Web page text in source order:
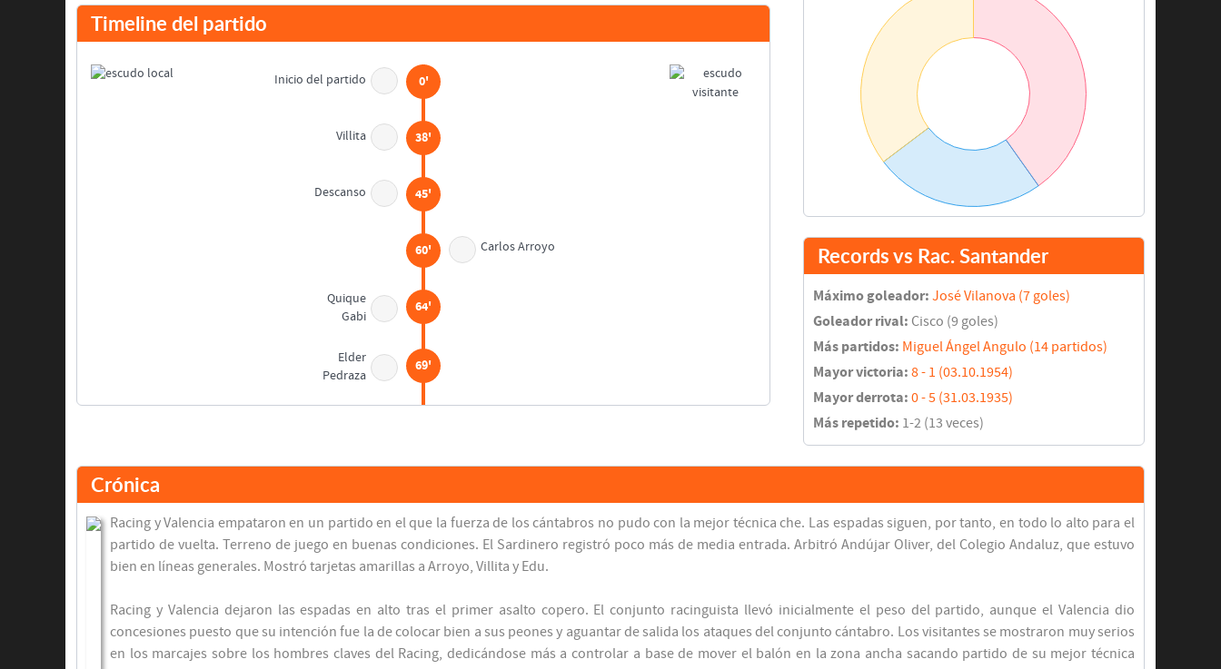
Timeline del partido
Inicio del partido 0'
Villita 38'
Descanso 45'
Carlos Arroyo
60'
Quique
Gabi
64'
Elder
Pedraza
69'
Carlos Zurdi
Fernando Gómez
88'
Records vs Rac. Santander
Máximo goleador: José Vilanova (7 goles)
Goleador rival: Cisco (9 goles)
Más partidos: Miguel Ángel Angulo (14 partidos)
Mayor victoria: 8 - 1 (03.10.1954)
Mayor derrota: 0 - 5 (31.03.1935)
Más repetido: 1-2 (13 veces)
Crónica
Racing y Valencia empataron en un partido en el que la fuerza de los cántabros no pudo con la mejor técnica che. Las espadas siguen, por tanto, en todo lo alto para el
partido de vuelta. Terreno de juego en buenas condiciones. El Sardinero registró poco más de media entrada. Arbitró Andújar Oliver, del Colegio Andaluz, que estuvo
bien en líneas generales. Mostró tarjetas amarillas a Arroyo, Villita y Edu.
Racing y Valencia dejaron las espadas en alto tras el primer asalto copero. El conjunto racinguista llevó inicialmente el peso del partido, aunque el Valencia dio
concesiones puesto que su intención fue la de colocar bien a sus peones y aguantar de salida los ataques del conjunto cántabro. Los visitantes se mostraron muy serios
en los marcajes sobre los hombres claves del Racing, dedicándose más a controlar a base de mover el balón en la zona ancha sacando partido de su mejor técnica